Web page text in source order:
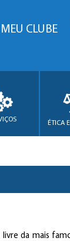
MEU CLUBE
ÉTICA
livre da mais